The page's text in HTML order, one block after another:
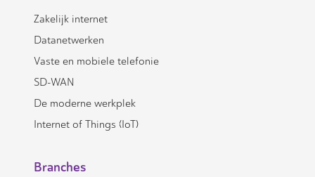
Zakelijk internet
Datanetwerken
Vaste en mobiele telefonie
SD-WAN
De moderne werkplek
Internet of Things (IoT)
Branches